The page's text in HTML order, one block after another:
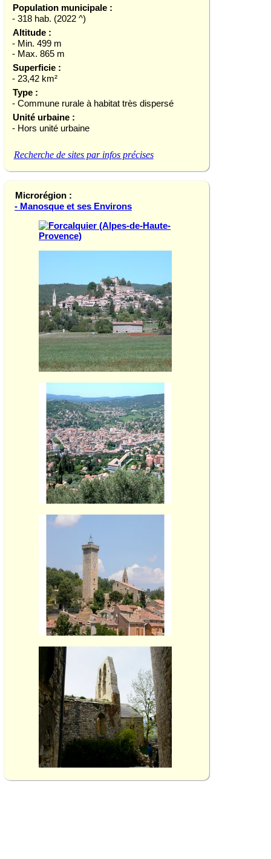
Population municipale :
- 318 hab. (2022 ^)
Altitude :
- Min. 499 m
- Max. 865 m
Superficie :
- 23,42 km²
Type :
- Commune rurale à habitat très dispersé
Unité urbaine :
- Hors unité urbaine
Recherche de sites par infos précises
Microrégion :
- Manosque et ses Environs